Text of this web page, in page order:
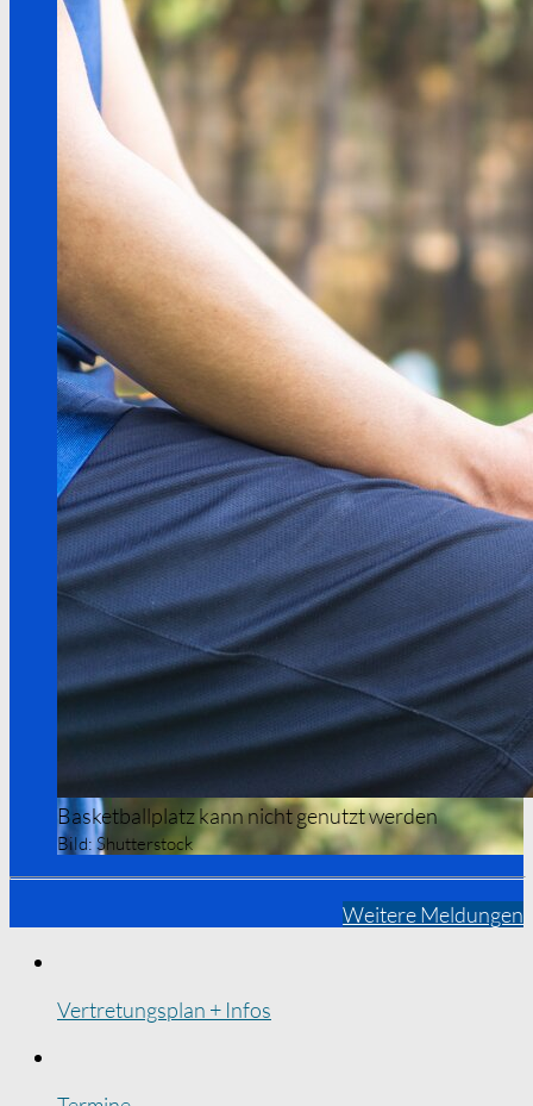
Basketballplatz kann nicht genutzt werden
Bild: Shutterstock
Weitere Meldungen
Vertretungsplan + Infos